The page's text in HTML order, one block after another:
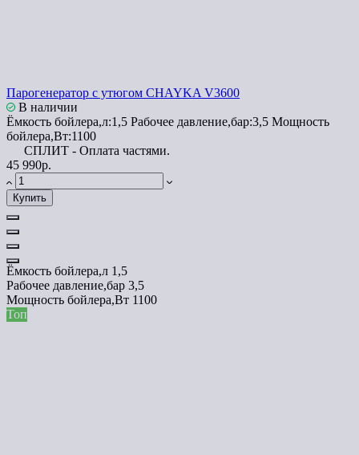
Парогенератор с утюгом CHAYKA V3600
В наличии
Ёмкость бойлера,л:1,5 Рабочее давление,бар:3,5 Мощность
бойлера,Вт:1100
СПЛИТ - Оплата частями.
45 990р.
Купить
Ёмкость бойлера,л 1,5
Рабочее давление,бар 3,5
Мощность бойлера,Вт 1100
Топ